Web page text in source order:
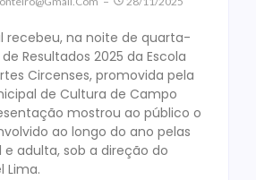
recebeu, na noite de quarta-
Resultados 2025 da Escola
Circenses, promovida pela
de Cultura de Campo
mostrou ao público o
ao longo do ano pelas
adulta, sob a direção do
Lima.